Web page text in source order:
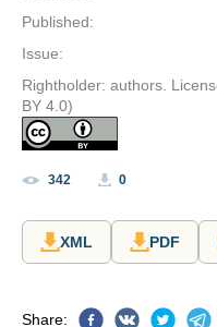
Published:
Issue:
Rightholder: authors.
BY 4.0)
342 0
XML PDF
Share: